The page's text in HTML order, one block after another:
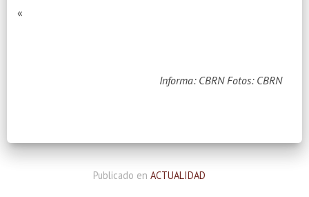
«
Informa: CBRN Fotos: CBRN
Publicado enACTUALIDAD